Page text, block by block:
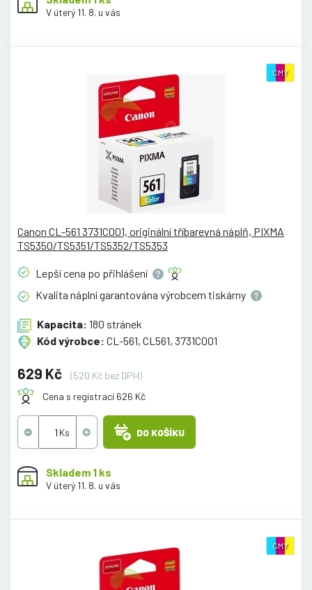
V úterý 11. 8. u vás
CMY
Canon CL-561 3731C001, originální tříbarevná náplň, PIXMA
TS5350/TS5351/TS5352/TS5353
Lepší cena po přihlášení
Kvalita náplní garantována výrobcem tiskárny
Kapacita: 180 stránek
Kód výrobce: CL-561, CL561, 3731C001
629 Kč
(520 Kč bez DPH)
Cena s registrací 626 Kč
DO KOŠÍKU
Skladem 1 ks
V úterý 11. 8. u vás
CMY